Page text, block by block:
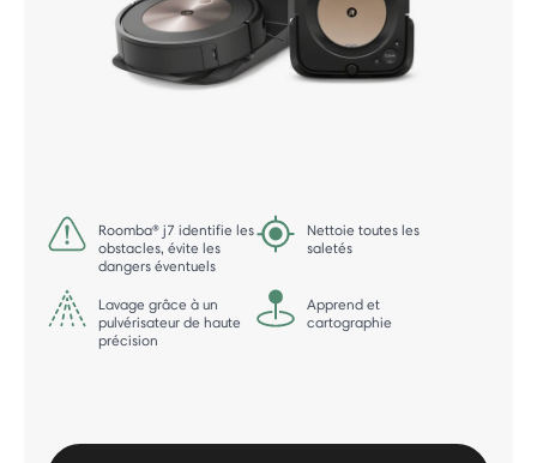
Roomba® j7 identifie les
obstacles, évite les
dangers éventuels
Nettoie toutes les
saletés
Lavage grâce à un
pulvérisateur de haute
précision
Apprend et
cartographie